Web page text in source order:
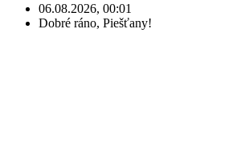
06.08.2026, 00:01
Dobré ráno, Piešťany!